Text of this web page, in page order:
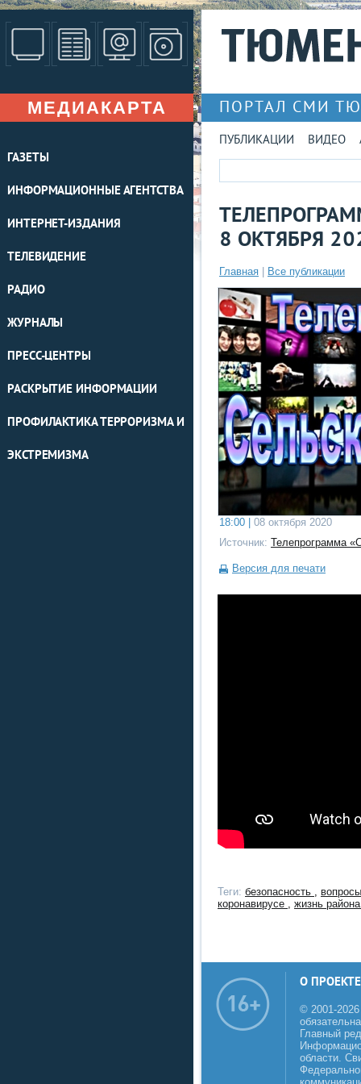
МЕДИАКАРТА
ГАЗЕТЫ
ИНФОРМАЦИОННЫЕ АГЕНТСТВА
ИНТЕРНЕТ-ИЗДАНИЯ
ТЕЛЕВИДЕНИЕ
РАДИО
ЖУРНАЛЫ
ПРЕСС-ЦЕНТРЫ
РАСКРЫТИЕ ИНФОРМАЦИИ
ПРОФИЛАКТИКА ТЕРРОРИЗМА И
ЭКСТРЕМИЗМА
ПОРТАЛ СМИ
ПУБЛИКАЦИИ ВИДЕО
8 ОКТЯБРЯ
Главная Все публикации
18:00 |
08 октября 2020
Источник: Телепрограмма
Версия для печати
Теги: безопасность ,
коронавирусе , жизнь
О ПРОЕКТЕ
© 2001-
Главный
области.